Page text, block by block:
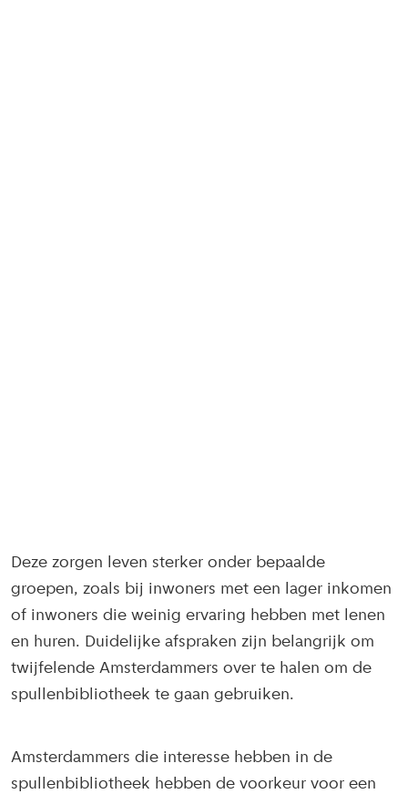
Deze zorgen leven sterker onder bepaalde
groepen, zoals bij inwoners met een lager inkomen
of inwoners die weinig ervaring hebben met lenen
en huren. Duidelijke afspraken zijn belangrijk om
twijfelende Amsterdammers over te halen om de
spullenbibliotheek te gaan gebruiken.
Amsterdammers die interesse hebben in de
spullenbibliotheek hebben de voorkeur voor een